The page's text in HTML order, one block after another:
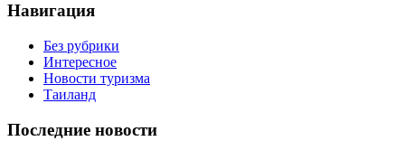
Навигация
Без рубрики
Интересное
Новости туризма
Таиланд
Последние новости